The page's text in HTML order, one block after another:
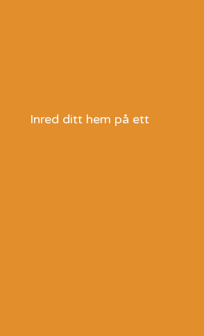
Inred ditt hem på ett